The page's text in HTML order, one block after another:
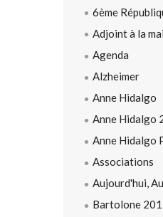
6ème
Adjoint à la
Agenda
Alzheimer
Anne Hidalgo
Anne Hidalgo
Anne Hidalgo
Associations
Aujourd'hui,
Bartolone